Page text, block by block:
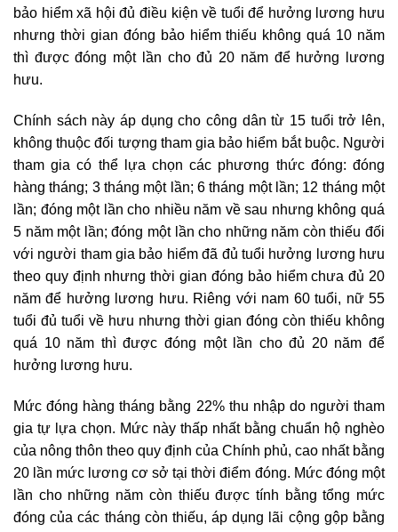
bảo hiểm xã hội đủ điều kiện về tuổi để hưởng lương hưu
nhưng thời gian đóng bảo hiểm thiếu không quá 10 năm
thì được đóng một lần cho đủ 20 năm để hưởng lương
hưu.
Chính sách này áp dụng cho công dân từ 15 tuổi trở lên,
không thuộc đối tượng tham gia bảo hiểm bắt buộc. Người
tham gia có thể lựa chọn các phương thức đóng: đóng
hàng tháng; 3 tháng một lần; 6 tháng một lần; 12 tháng một
lần; đóng một lần cho nhiều năm về sau nhưng không quá
5 năm một lần; đóng một lần cho những năm còn thiếu đối
với người tham gia bảo hiểm đã đủ tuổi hưởng lương hưu
theo quy định nhưng thời gian đóng bảo hiểm chưa đủ 20
năm để hưởng lương hưu. Riêng với nam 60 tuổi, nữ 55
tuổi đủ tuổi về hưu nhưng thời gian đóng còn thiếu không
quá 10 năm thì được đóng một lần cho đủ 20 năm để
hưởng lương hưu.
Mức đóng hàng tháng bằng 22% thu nhập do người tham
gia tự lựa chọn. Mức này thấp nhất bằng chuẩn hộ nghèo
của nông thôn theo quy định của Chính phủ, cao nhất bằng
20 lần mức lương cơ sở tại thời điểm đóng. Mức đóng một
lần cho những năm còn thiếu được tính bằng tổng mức
đóng của các tháng còn thiếu, áp dụng lãi cộng gộp bằng